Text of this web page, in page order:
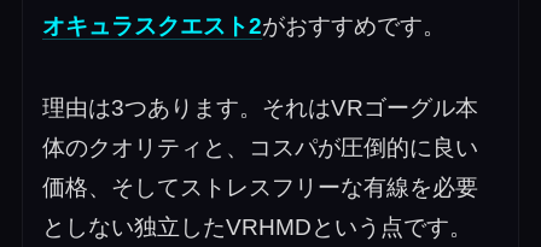
オキュラスクエスト2がおすすめです。
理由は3つあります。それはVRゴーグル本
体のクオリティと、コスパが圧倒的に良い
価格、そしてストレスフリーな有線を必要
としない独立したVRHMDという点です。